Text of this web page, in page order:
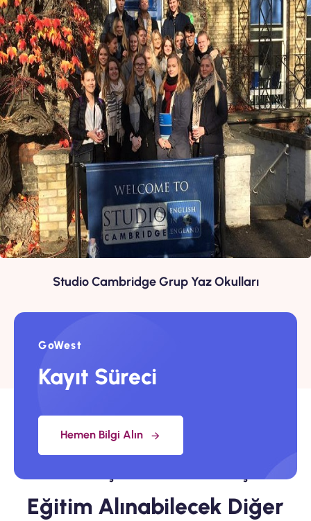
Studio Cambridge Grup Yaz Okulları
GoWest
Kayıt Süreci
Hemen Bilgi Alın
GoWest
Eğitim Alınabilecek Diğer